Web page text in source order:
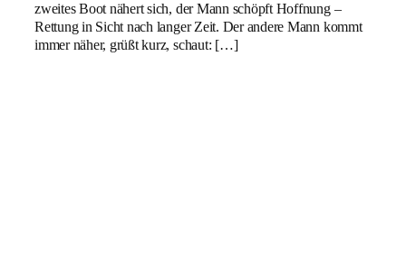
zweites Boot nähert sich, der Mann schöpft Hoffnung –
Rettung in Sicht nach langer Zeit. Der andere Mann kommt
immer näher, grüßt kurz, schaut: […]